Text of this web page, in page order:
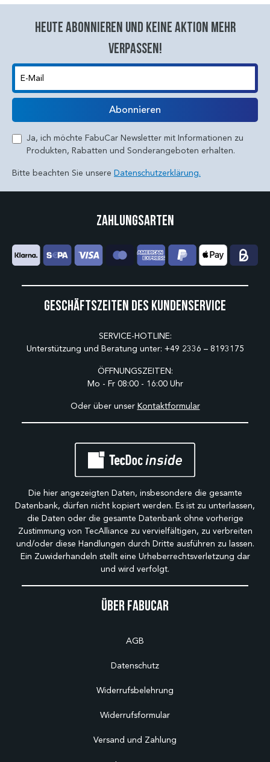
Heute abonnieren und keine aktion mehr
verpassen!
E-Mail
Abonnieren
Ja, ich möchte FabuCar Newsletter mit Informationen zu
Produkten, Rabatten und Sonderangeboten erhalten.
Bitte beachten Sie unsere Datenschutzerklärung.
Über Fabucar
AGB
Datenschutz
Widerrufsbelehrung
Widerrufsformular
Versand und Zahlung
Geschäftszeiten des Kundenservice
SERVICE-HOTLINE:
Unterstützung und Beratung unter: +49 2336 – 8193175
ÖFFNUNGSZEITEN:
Mo - Fr 08:00 - 16:00 Uhr
Oder über unser Kontaktformular
Zahlungsarten
Die hier angezeigten Daten, insbesondere die gesamte
Datenbank, dürfen nicht kopiert werden. Es ist zu unterlassen,
die Daten oder die gesamte Datenbank ohne vorherige
Zustimmung von TecAlliance zu vervielfältigen, zu verbreiten
und/oder diese Handlungen durch Dritte ausführen zu lassen.
Ein Zuwiderhandeln stellt eine Urheberrechtsverletzung dar
und wird verfolgt.